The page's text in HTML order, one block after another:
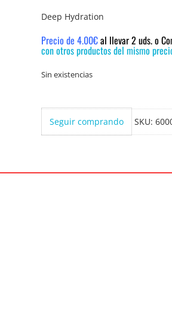
Deep Hydration
Precio de 4.00€al llevar 2 uds. o
con otros productos del mismo
Sin existencias
Seguir comprando SKU: